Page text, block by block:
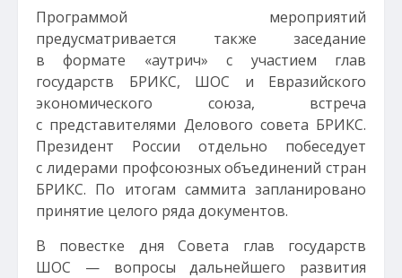
Программой мероприятий
предусматривается также заседание
в формате «аутрич» с участием глав
государств БРИКС, ШОС и Евразийского
экономического союза, встреча
с представителями Делового совета БРИКС.
Президент России отдельно побеседует
с лидерами профсоюзных объединений стран
БРИКС. По итогам саммита запланировано
принятие целого ряда документов.
В повестке дня Совета глав государств
ШОС — вопросы дальнейшего развития